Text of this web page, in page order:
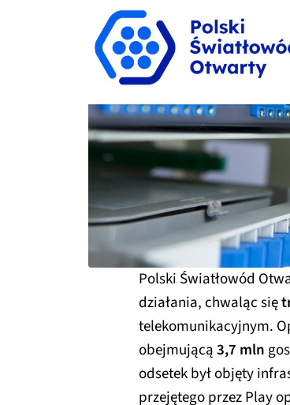
Polski Światłowód
działania, chwaląc się
telekomunikacyjnym.
obejmującą3,7 mln
odsetek był objęty
przejętego przez Play